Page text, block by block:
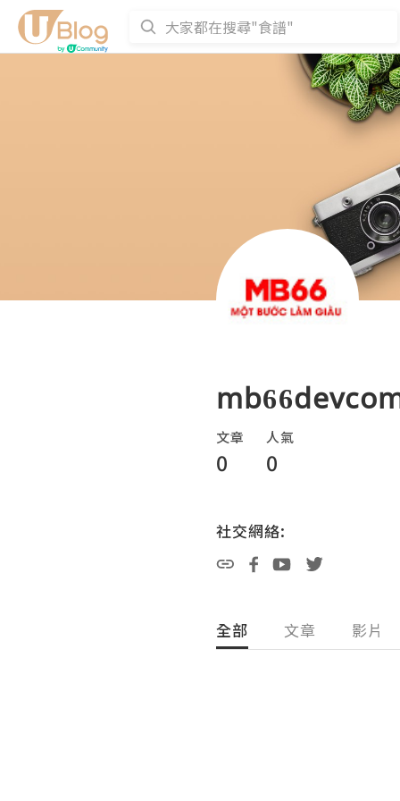
文章
0
人氣
0
社交網絡:
全部 文章 影片